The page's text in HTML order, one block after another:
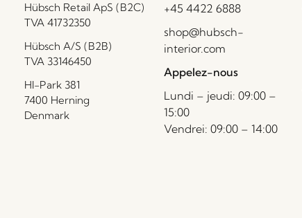
Hübsch Retail ApS (B2C)
TVA 41732350
Hübsch A/S (B2B)
TVA 33146450
HI-Park 381
7400 Herning
Denmark
+45 4422 6888
shop@hubsch-
interior.com
Appelez-nous
Lundi – jeudi: 09:00 –
15:00
Vendrei: 09:00 – 14:00